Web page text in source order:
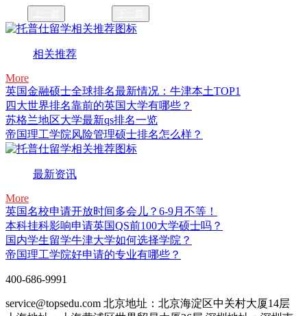
相关推荐
More
英国金融硕士全球排名最新情况：牛津本土TOP1
四大世界排名靠前的英国大学有哪些？
苏格兰地区大学最新qs排名一览
帝国理工学院风险管理硕士排名怎么样？
最新资讯
More
英国名校申请开放时间多会儿？6-9月不等！
本科挂科影响申请英国QS前100大学硕士吗？
国内学生留学牛津大学如何选择学院？
帝国理工学院好申请的专业有哪些？
400-686-9991
service@topsedu.com 北京地址：北京海淀区中关村大厦14层